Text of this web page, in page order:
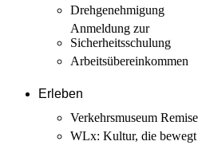
Drehgenehmigung
Anmeldung zur
Sicherheits­schulung
Arbeits­übereinkommen
Erleben
Verkehrsmuseum Remise
WLx: Kultur, die bewegt